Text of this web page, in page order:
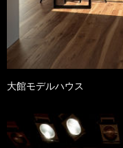
大館モデルハウス